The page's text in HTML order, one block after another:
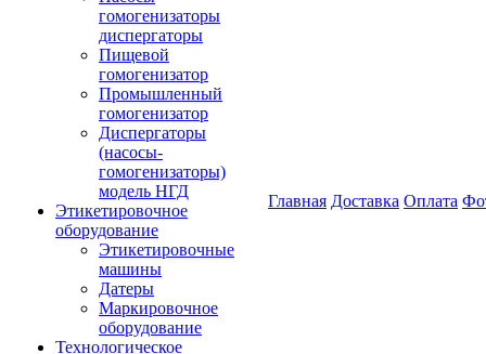
гомогенизаторы
диспергаторы
Пищевой
гомогенизатор
Промышленный
гомогенизатор
Диспергаторы
(насосы-
гомогенизаторы)
модель НГД
Этикетировочное
оборудование
Этикетировочные
машины
Датеры
Маркировочное
оборудование
Технологическое
Главная Доставка Оплата